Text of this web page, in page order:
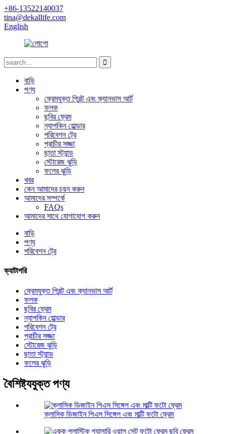
+86-13522140037
tina@dekallife.com
English
বাড়ি
পণ্য
ফ্রেমযুক্ত প্রিন্ট এবং ক্যানভাস আর্ট
ফলক
ছবির ফ্রেম
ন্যাপকিন হোল্ডার
পরিবেশন ট্রে
প্রাচীর সজ্জা
ছাতা স্ট্যান্ড
স্টোরেজ ঝুড়ি
ফলের ঝুড়ি
খবর
কেন আমাদের চয়ন করুন
আমাদের সম্পর্কে
FAQs
আমাদের সাথে যোগাযোগ করুন
বাড়ি
পণ্য
পরিবেশন ট্রে
ক্যাটাগরি
ফ্রেমযুক্ত প্রিন্ট এবং ক্যানভাস আর্ট
ফলক
ছবির ফ্রেম
ন্যাপকিন হোল্ডার
পরিবেশন ট্রে
প্রাচীর সজ্জা
স্টোরেজ ঝুড়ি
ছাতা স্ট্যান্ড
ফলের ঝুড়ি
বৈশিষ্ট্যযুক্ত পণ্য
ক্লাসিক ডিজাইন পিএস সিঙ্গেল এবং মাল্টি ফটো ফ্রেম